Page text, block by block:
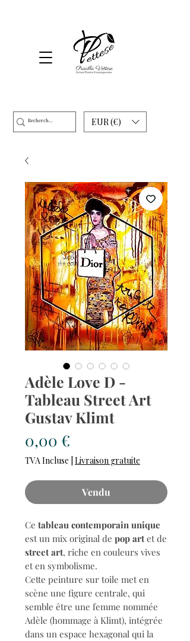
EUR (€)
Adèle Love D -
Tableau Street Art
Gustav Klimt
0,00 €
TVA Incluse Livraison gratuite
Vendu
Ce tableau contemporain unique
est un mix original de pop art et de
street art, riche en couleurs vives
et en symbolisme.
Cette peinture sur toile met en
scène une figure centrale, qui
semble être une femme nommée
Adèle (hommage à Klimt), intégrée
dans un espace hexagonal qui la